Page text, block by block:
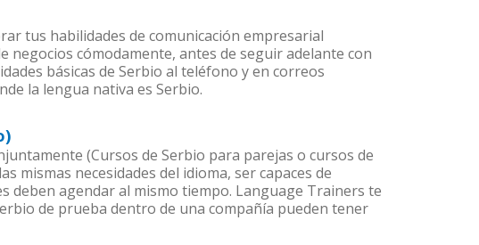
tus habilidades de comunicación empresarial
cómodamente, antes de seguir adelante con
básicas de Serbio al teléfono y en correos
la lengua nativa es Serbio.
(Cursos de Serbio para parejas o cursos de
mismas necesidades del idioma, ser capaces de
deben agendar al mismo tiempo. Language Trainers te
de prueba dentro de una compañía pueden tener